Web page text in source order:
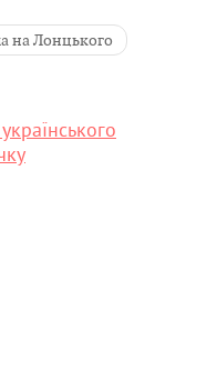
на Лонцького